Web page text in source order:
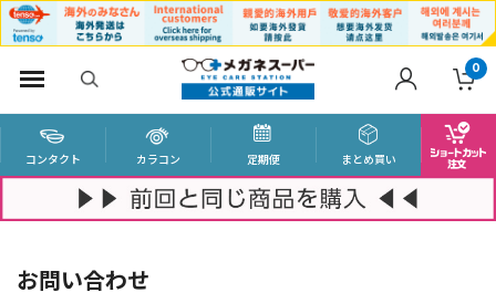
0
コンタクト カラコン 定期便 まとめ買い
お問い合わせ